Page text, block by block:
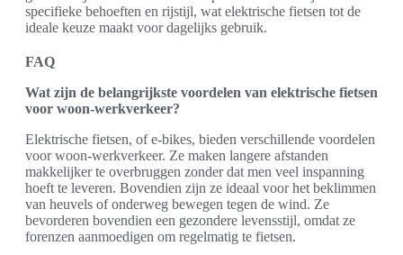
specifieke behoeften en rijstijl, wat elektrische fietsen tot de
ideale keuze maakt voor dagelijks gebruik.
FAQ
Wat zijn de belangrijkste voordelen van elektrische fietsen
voor woon-werkverkeer?
Elektrische fietsen, of e-bikes, bieden verschillende voordelen
voor woon-werkverkeer. Ze maken langere afstanden
makkelijker te overbruggen zonder dat men veel inspanning
hoeft te leveren. Bovendien zijn ze ideaal voor het beklimmen
van heuvels of onderweg bewegen tegen de wind. Ze
bevorderen bovendien een gezondere levensstijl, omdat ze
forenzen aanmoedigen om regelmatig te fietsen.